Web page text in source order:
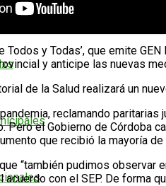
Todos y Todas’, que emite
y anticipe las nuevas
de la Salud realizará un
reclamando
Pero el Gobierno de Córdoba
que recibió la mayoría
“también pudimos
acuerdo con el SEP. De